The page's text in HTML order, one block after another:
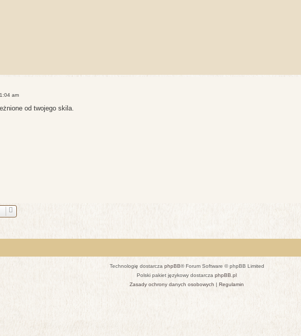
am
od twojego skila.
Technologię dostarcza phpBB® Forum Software © phpBB Limited
Polski pakiet językowy dostarcza phpBB.pl
Zasady ochrony danych osobowych | Regulamin